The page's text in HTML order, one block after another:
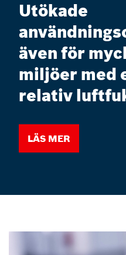
Utökade
även för
miljöer med
relativ
Läs mer